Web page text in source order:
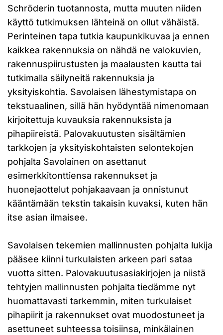
Schröderin tuotannosta, mutta muuten niiden
käyttö tutkimuksen lähteinä on ollut vähäistä.
Perinteinen tapa tutkia kaupunkikuvaa ja ennen
kaikkea rakennuksia on nähdä ne valokuvien,
rakennuspiirustusten ja maalausten kautta tai
tutkimalla säilyneitä rakennuksia ja
yksityiskohtia. Savolaisen lähestymistapa on
tekstuaalinen, sillä hän hyödyntää nimenomaan
kirjoitettuja kuvauksia rakennuksista ja
pihapiireistä. Palovakuutusten sisältämien
tarkkojen ja yksityiskohtaisten selontekojen
pohjalta Savolainen on asettanut
esimerkkitonttiensa rakennukset ja
huonejaottelut pohjakaavaan ja onnistunut
kääntämään tekstin takaisin kuvaksi, kuten hän
itse asian ilmaisee.
Savolaisen tekemien mallinnusten pohjalta lukija
pääsee kiinni turkulaisten arkeen pari sataa
vuotta sitten. Palovakuutusasiakirjojen ja niistä
tehtyjen mallinnusten pohjalta tiedämme nyt
huomattavasti tarkemmin, miten turkulaiset
pihapiirit ja rakennukset ovat muodostuneet ja
asettuneet suhteessa toisiinsa, minkälainen